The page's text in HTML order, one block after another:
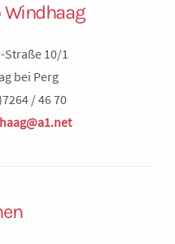
Windhaag
Straße 10/1
bei Perg
/ 46 70